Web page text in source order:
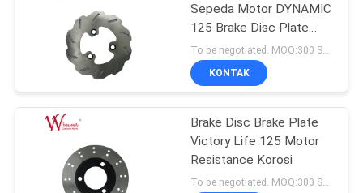
Sepeda Motor DYNAMIC
125 Brake Disc Plate
Dengan Harga
Kompetitif
To be negotiated. MOQ:300 Set untuk pesanan jejak untuk menguji kualitas.
KONTAK
Brake Disc Brake Plate
Victory Life 125 Motor
Resistance Korosi